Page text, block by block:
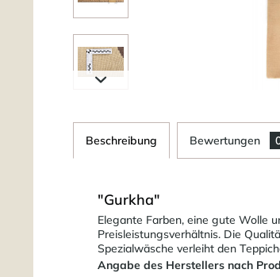
Beschreibung Bewertungen
"Gurkha"
Elegante Farben, eine gute Wolle
Preisleistungsverhältnis. Die
Spezialwäsche verleiht den
Angabe des Herstellers nach